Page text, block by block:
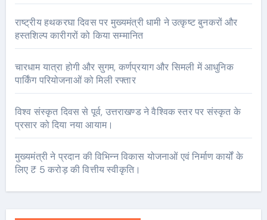
राष्ट्रीय हथकरघा दिवस पर मुख्यमंत्री धामी ने उत्कृष्ट बुनकरों और
हस्तशिल्प कारीगरों को किया सम्मानित
चारधाम यात्रा होगी और सुगम, कर्णप्रयाग और सिमली में आधुनिक
पार्किंग परियोजनाओं को मिली रफ्तार
विश्व संस्कृत दिवस से पूर्व, उत्तराखण्ड ने वैश्विक स्तर पर संस्कृत के
प्रसार को दिया नया आयाम।
मुख्यमंत्री ने प्रदान की विभिन्न विकास योजनाओं एवं निर्माण कार्यों के
लिए ₹ 5 करोड़ की वित्तीय स्वीकृति।